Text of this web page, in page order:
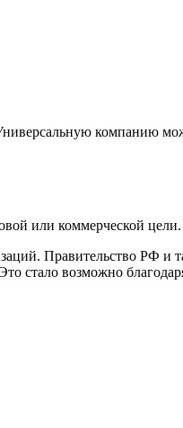
компанию
или коммерческой цели.
Правительство РФ и
стало возможно